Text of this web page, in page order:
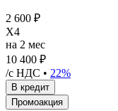
2 600 ₽
X4
на 2 мес
10 400 ₽
/с НДС • 22%